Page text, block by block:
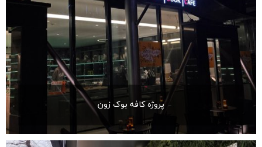
پروژه کافه بوک زون